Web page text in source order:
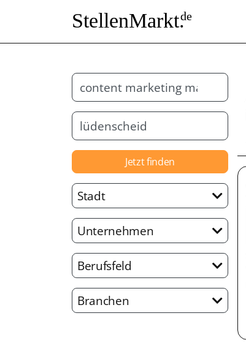
StellenMarkt.de
Jetzt finden
Stadt
Unternehmen
Berufsfeld
Branchen